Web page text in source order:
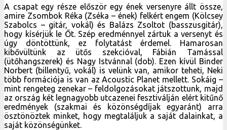
A csapat egy része először egy ének versenyre állt össze,
amire Zsombok Réka (Zséka – ének) felkért engem (Kölcsey
Szabolcs – gitár, vokál) és Balázs Zsoltot (basszusgitár),
hogy kísérjük le Őt. Szép eredménnyel zártuk a versenyt és
úgy döntöttünk, ez folytatást érdemel. Hamarosan
kibővültünk az ütős szekcióval, Fábián Tamással
(ütőhangszerek) és Nagy Istvánnal (dob). Ezen kívül Binder
Norbert (billentyű, vokál) is velünk van, amikor teheti, Neki
több formációja is van az Acoustic Planet mellett. Sokáig –
mint rengeteg zenekar – feldolgozásokat játszottunk, majd
az ország két legnagyobb utcazenei fesztiválján elért kitűnő
eredmények (szakmai és közönségdíjak egyaránt) arra
ösztönöztek minket, hogy megtaláljuk a saját dalainkat, a
saját közönségünket.